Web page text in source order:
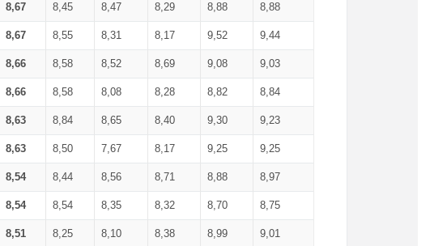
8,67 8,45 8,47 8,29 8,88 8,88
8,67 8,55 8,31 8,17 9,52 9,44
8,66 8,58 8,52 8,69 9,08 9,03
8,66 8,58 8,08 8,28 8,82 8,84
8,63 8,84 8,65 8,40 9,30 9,23
8,63 8,50 7,67 8,17 9,25 9,25
8,54 8,44 8,56 8,71 8,88 8,97
8,54 8,54 8,35 8,32 8,70 8,75
8,51 8,25 8,10 8,38 8,99 9,01